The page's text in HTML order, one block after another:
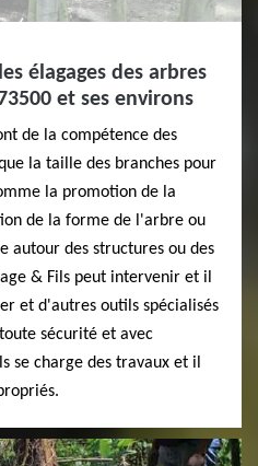
élagages des arbres
et ses environs
de la compétence des
la taille des branches pour
la promotion de la
de la forme de l'arbre ou
autour des structures ou des
& Fils peut intervenir et il
et d'autres outils spécialisés
sécurité et avec
se charge des travaux et il